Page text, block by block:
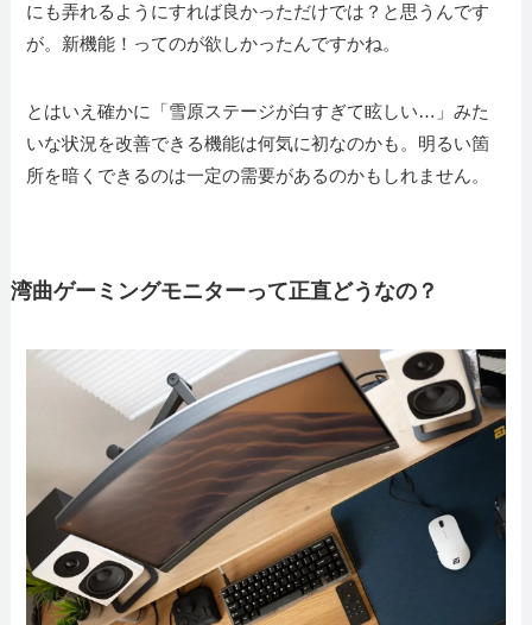
にも弄れるようにすれば良かっただけでは？と思うんです
が。新機能！ってのが欲しかったんですかね。
とはいえ確かに「雪原ステージが白すぎて眩しい…」みた
いな状況を改善できる機能は何気に初なのかも。明るい箇
所を暗くできるのは一定の需要があるのかもしれません。
湾曲ゲーミングモニターって正直どうなの？